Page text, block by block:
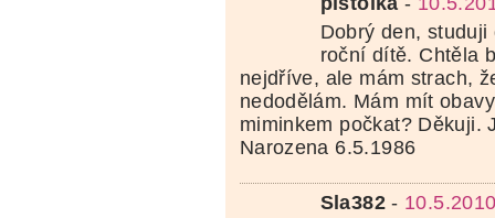
Dobrý den,
roční dítě. Chtěla
nejdříve, ale mám strach,
nedodělám. Mám mít
miminkem počkat? Děkuji.
Narozena 6.5.1986
Sla382-